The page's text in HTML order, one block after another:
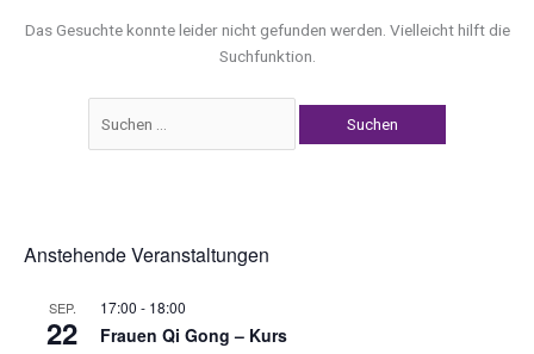
Das Gesuchte konnte leider nicht gefunden werden. Vielleicht hilft die
Suchfunktion.
nach:
Anstehende Veranstaltungen
SEP.
22
17:00 - 18:00
Frauen Qi Gong – Kurs